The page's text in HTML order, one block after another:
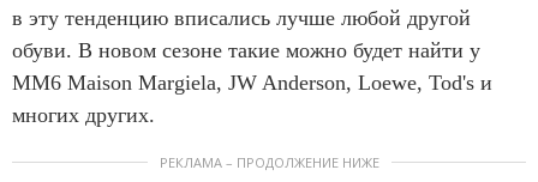
в эту тенденцию вписались лучше любой другой
обуви. В новом сезоне такие можно будет найти у
MM6 Maison Margiela, JW Anderson, Loewe, Tod's и
многих других.
РЕКЛАМА – ПРОДОЛЖЕНИЕ НИЖЕ